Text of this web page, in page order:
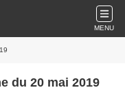
MENU
du 20 mai 2019